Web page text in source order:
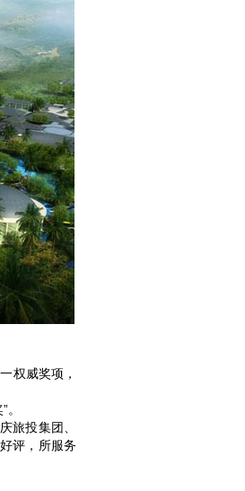
权威奖项，
投集团、
评，所服务